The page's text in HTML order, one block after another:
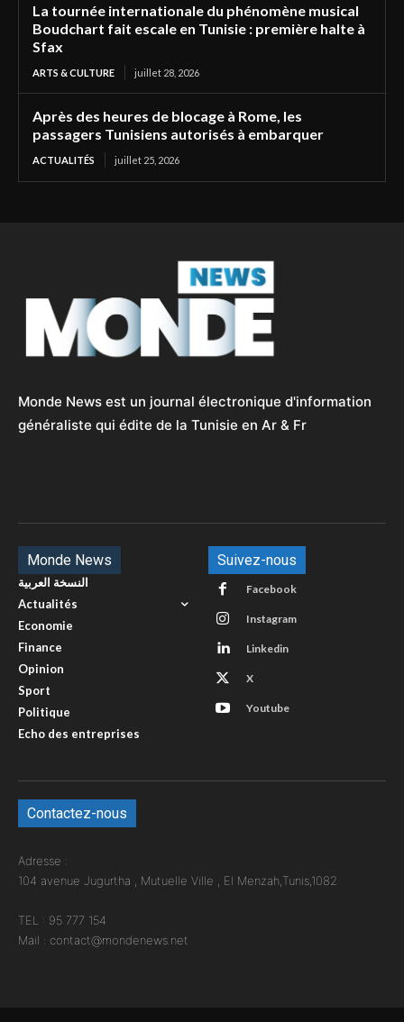
La tournée internationale du phénomène musical
Boudchart fait escale en Tunisie : première halte à
Sfax
ARTS & CULTURE juillet 28, 2026
Après des heures de blocage à Rome, les
passagers Tunisiens autorisés à embarquer
ACTUALITÉS juillet 25, 2026
Monde News est un journal électronique d'information
généraliste qui édite de la Tunisie en Ar & Fr
Monde News
النسخة العربية
Actualités
Economie
Finance
Opinion
Sport
Politique
Echo des entreprises
Suivez-nous
Facebook
Instagram
Linkedin
X
Youtube
Contactez-nous
Adresse :
104 avenue Jugurtha , Mutuelle Ville , El Menzah,Tunis,1082
TEL : 95 777 154
Mail : contact@mondenews.net